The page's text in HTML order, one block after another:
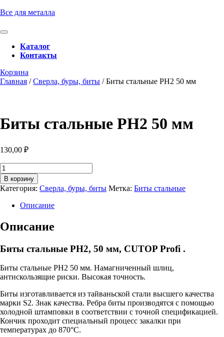
Перейти
содержимому
Все для металла
Кнопка
ОткрытьКаталог
Контакты
Кнопка
Закрыть
Корзина
консультацию
Главная /Сверла, буры, биты / Биты стальные PH2 50 мм
Биты стальные PH2 50 мм
130,00 ₽
Количество
товара
Биты
стальные
PH2
мм
В корзину
Категория: Сверла, буры, биты Метка: Биты стальные
Описание
Описание
Биты стальные PH2, 50 мм, CUTOP Profi .
Биты стальные PH2 50 мм. Намагниченный шлиц,
антискользящие риски. Высокая точность.
Биты изготавливается из тайваньской стали высшего качества
марки S2. Знак качества. Ребра биты производятся с помощью
холодной штамповки в соответствии с точной спецификацией.
Кончик проходит специальный процесс закалки при
температурах до 870°C.